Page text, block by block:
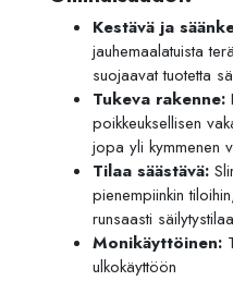
Kestävä ja
jauhemaalatuista
suojaavat tuotetta
Tukeva rakenne:
poikkeuksellisen
jopa yli kymmenen
Tilaa säästävä:
pienempiinkin
runsaasti
Monikäyttöinen:
ulkokäyttöön